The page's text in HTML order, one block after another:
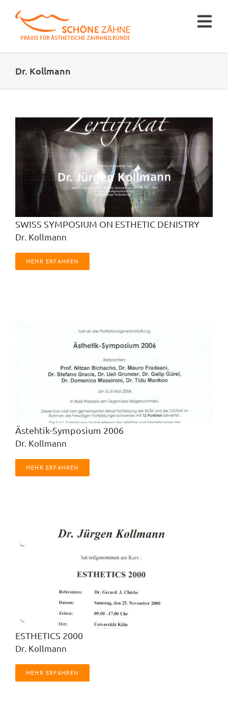
Inhalt
springen
Veneers
Bonding
Über uns
Dr. Kollmann
SWISS SYMPOSIUM ON ESTHETIC DENISTRY
Dr. Kollmann
MEHR ERFAHREN
Ästehtik-Symposium 2006
Dr. Kollmann
MEHR ERFAHREN
ESTHETICS 2000
Dr. Kollmann
MEHR ERFAHREN